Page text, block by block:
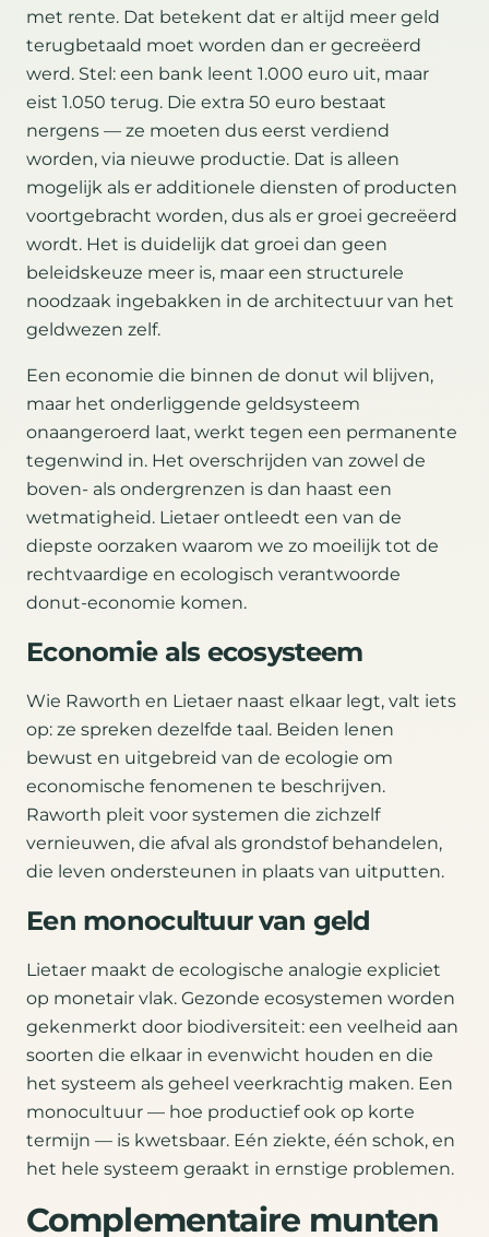
met rente. Dat betekent dat er altijd meer geld
terugbetaald moet worden dan er gecreëerd
werd. Stel: een bank leent 1.000 euro uit, maar
eist 1.050 terug. Die extra 50 euro bestaat
nergens — ze moeten dus eerst verdiend
worden, via nieuwe productie. Dat is alleen
mogelijk als er additionele diensten of producten
voortgebracht worden, dus als er groei gecreëerd
wordt. Het is duidelijk dat groei dan geen
beleidskeuze meer is, maar een structurele
noodzaak ingebakken in de architectuur van het
geldwezen zelf.
Een economie die binnen de donut wil blijven,
maar het onderliggende geldsysteem
onaangeroerd laat, werkt tegen een permanente
tegenwind in. Het overschrijden van zowel de
boven- als ondergrenzen is dan haast een
wetmatigheid. Lietaer ontleedt een van de
diepste oorzaken waarom we zo moeilijk tot de
rechtvaardige en ecologisch verantwoorde
donut-economie komen.
Economie als ecosysteem
Wie Raworth en Lietaer naast elkaar legt, valt iets
op: ze spreken dezelfde taal. Beiden lenen
bewust en uitgebreid van de ecologie om
economische fenomenen te beschrijven.
Raworth pleit voor systemen die zichzelf
vernieuwen, die afval als grondstof behandelen,
die leven ondersteunen in plaats van uitputten.
Een monocultuur van geld
Lietaer maakt de ecologische analogie expliciet
op monetair vlak. Gezonde ecosystemen worden
gekenmerkt door biodiversiteit: een veelheid aan
soorten die elkaar in evenwicht houden en die
het systeem als geheel veerkrachtig maken. Een
monocultuur — hoe productief ook op korte
termijn — is kwetsbaar. Eén ziekte, één schok, en
het hele systeem geraakt in ernstige problemen.
Complementaire munten